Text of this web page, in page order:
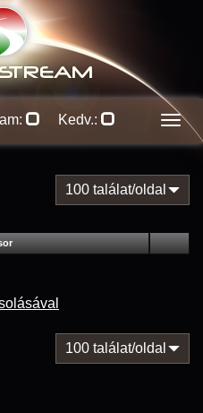
TREAM
Kedv.:
100 találat/oldal
100 találat/oldal